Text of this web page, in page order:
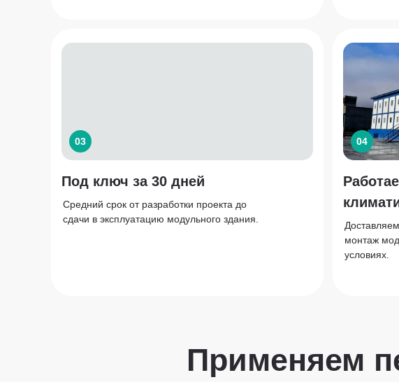
Под ключ за 30 дней
Средний срок от разработки проекта до
сдачи в эксплуатацию модульного здания.
03
монтаж
условиях.
04
Применяем